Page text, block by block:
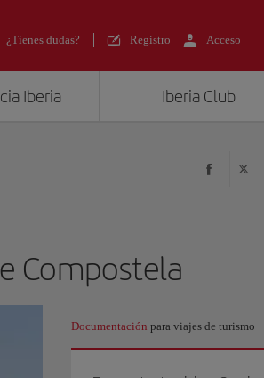
¿Tienes dudas? Registro Acceso
Iberia Iberia Club
Compostela
Documentación para viajes de turismo